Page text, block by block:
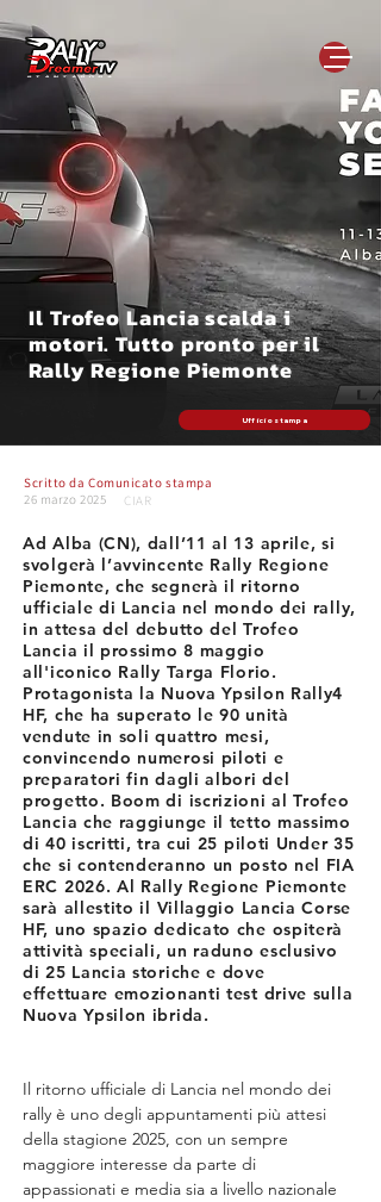
Il Trofeo Lancia scalda i
motori. Tutto pronto per il
Rally Regione Piemonte
Ufficio stampa
Scritto daComunicato stampa
26 marzo 2025
CIAR
Ad Alba (CN), dall’11 al 13 aprile, si
svolgerà l’avvincente Rally Regione
Piemonte, che segnerà il ritorno
ufficiale di Lancia nel mondo dei rally,
in attesa del debutto del Trofeo
Lancia il prossimo 8 maggio
all'iconico Rally Targa Florio.
Protagonista la Nuova Ypsilon Rally4
HF, che ha superato le 90 unità
vendute in soli quattro mesi,
convincendo numerosi piloti e
preparatori fin dagli albori del
progetto. Boom di iscrizioni al Trofeo
Lancia che raggiunge il tetto massimo
di 40 iscritti, tra cui 25 piloti Under 35
che si contenderanno un posto nel FIA
ERC 2026. Al Rally Regione Piemonte
sarà allestito il Villaggio Lancia Corse
HF, uno spazio dedicato che ospiterà
attività speciali, un raduno esclusivo
di 25 Lancia storiche e dove
effettuare emozionanti test drive sulla
Nuova Ypsilon ibrida.
Il ritorno ufficiale di Lancia nel mondo dei
rally è uno degli appuntamenti più attesi
della stagione 2025, con un sempre
maggiore interesse da parte di
appassionati e media sia a livello nazionale